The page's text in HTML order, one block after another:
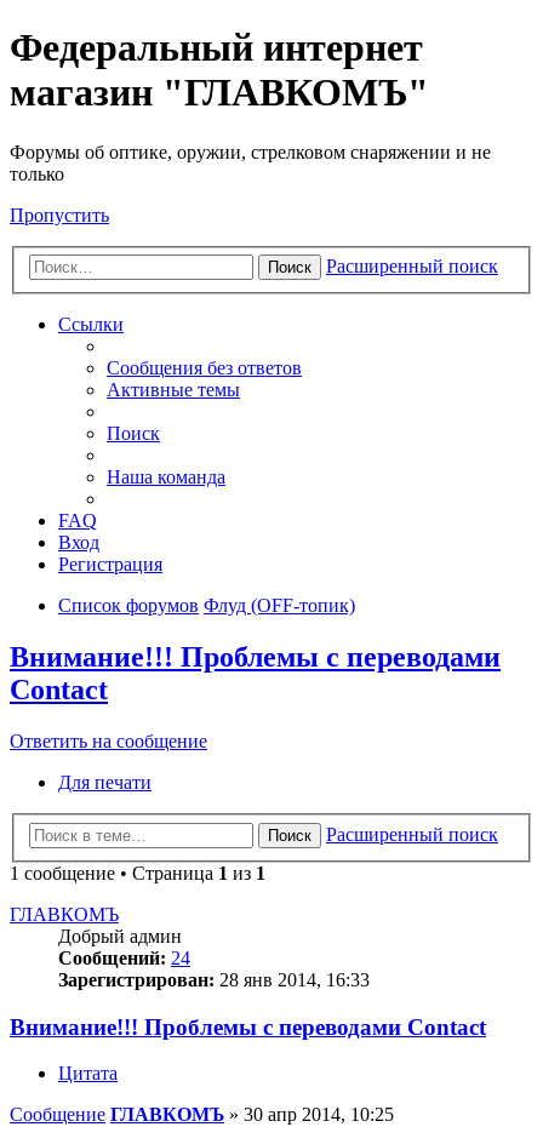
Федеральный интернет
магазин "ГЛАВКОМЪ"
Форумы об оптике, оружии, стрелковом снаряжении и не
только
Пропустить
Поиск Расширенный поиск
Ссылки
Сообщения без ответов
Активные темы
Поиск
Наша команда
FAQ
Вход
Регистрация
Список форумов Флуд (OFF-топик)
Внимание!!! Проблемы с переводами
Contact
Ответить на сообщение
Для печати
Поиск
Расширенный поиск
1 сообщение • Страница 1 из 1
ГЛАВКОМЪ
Добрый админ
Сообщений: 24
Зарегистрирован: 28 янв 2014, 16:33
Внимание!!! Проблемы с переводами Contact
Цитата
Сообщение ГЛАВКОМЪ » 30 апр 2014, 10:25